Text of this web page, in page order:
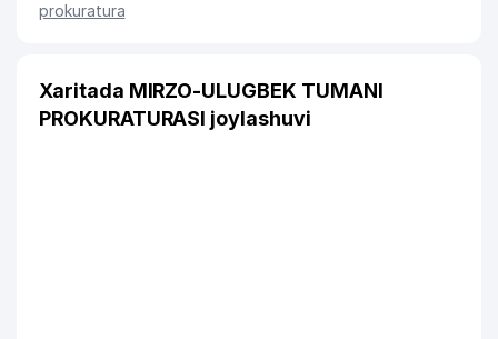
prokuratura
Xaritada MIRZO-ULUGBEK TUMANI
PROKURATURASI joylashuvi